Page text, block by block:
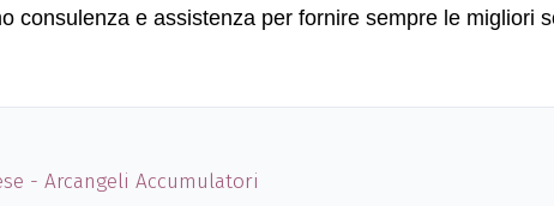
consulenza e assistenza per fornire sempre le migliori
- Arcangeli Accumulatori